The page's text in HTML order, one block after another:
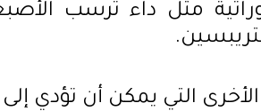
مثل داء ترسب
التي يمكن أن تؤدي